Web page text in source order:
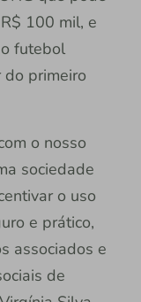
100 mil, e
futebol
do primeiro
o nosso
sociedade
o uso
e prático,
associados e
de